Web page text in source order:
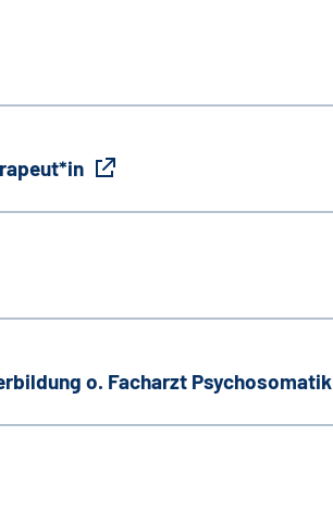
o. Facharzt Psychosomatik